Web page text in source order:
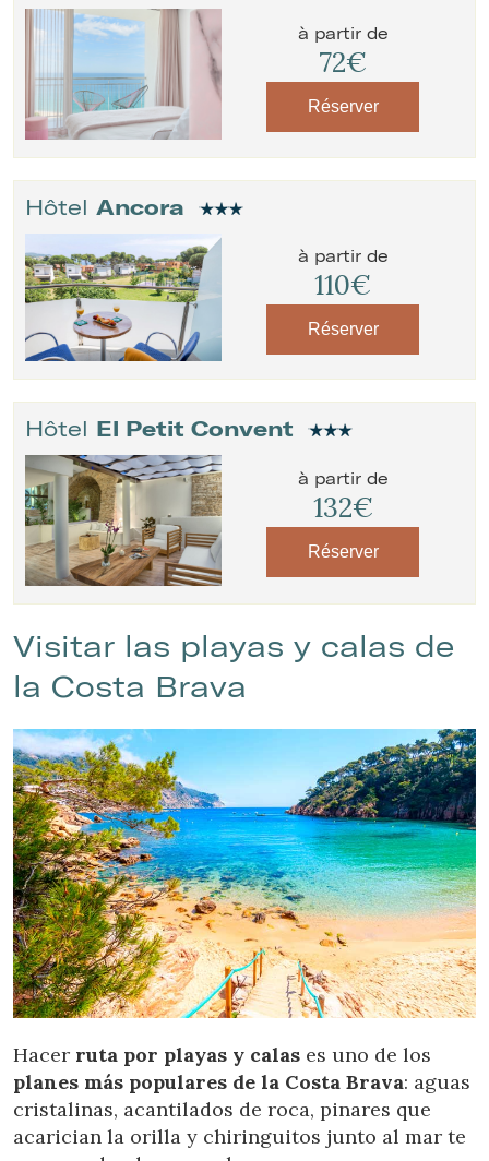
à partir de
72€
Réserver
Hôtel Ancora
à partir de
110€
Réserver
Hôtel El Petit Convent
à partir de
132€
Réserver
Visitar las playas y calas de
la Costa Brava
Hacer ruta por playas y calas es uno de los
planes más populares de la Costa Brava: aguas
cristalinas, acantilados de roca, pinares que
acarician la orilla y chiringuitos junto al mar te